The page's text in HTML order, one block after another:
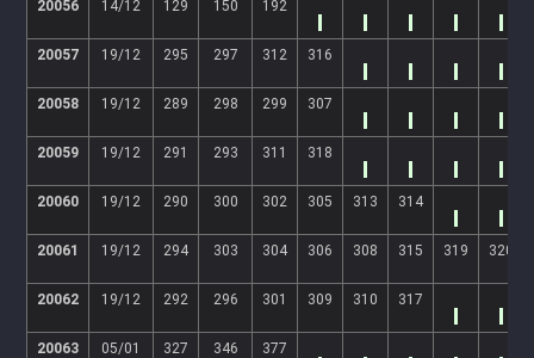
20056 14/12 129 150 192
20057 19/12 295 297 312 316
20058 19/12 289 298 299 307
20059 19/12 291 293 311 318
20060 19/12 290 300 302 305 313 314
20061 19/12 294 303 304 306 308 315 319 320
20062 19/12 292 296 301 309 310 317
20063 05/01 327 346 377